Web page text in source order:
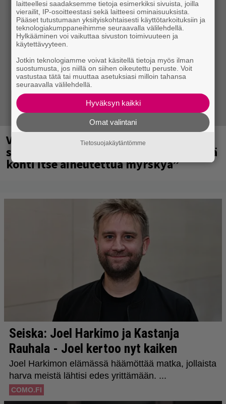
Vilma Alinalta uusi single – ”Tarina
siitä, miltä tuntuu kävellä pää pystyssä
kohti itse aiheutettua myrskyä”
laitteellesi saadaksemme tietoja esimerkiksi sivuista, joilla
vierailit, IP-osoitteestasi sekä laitteesi ominaisuuksista.
Pääset tutustumaan yksityiskohtaisesti käyttötarkoituksiin ja
teknologiakumppaneihimme seuraavalla välilehdellä.
Hylkääminen voi vaikuttaa sivuston toimivuuteen ja
käytettävyyteen.
Jotkin teknologiamme voivat käsitellä tietoja myös ilman
suostumusta, jos niillä on siihen oikeutettu peruste. Voit
vastustaa tätä tai muuttaa asetuksiasi milloin tahansa
seuraavalla välilehdellä.
Hyväksyn kaikki
Omat valintani
Tietosuojakäytäntömme